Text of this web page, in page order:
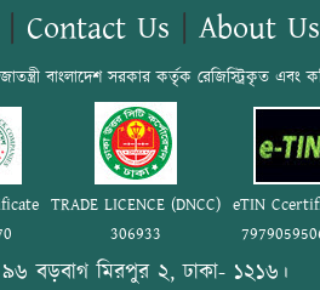
Contact Us About Us
বাংলাদেশ সরকার কর্তৃক রেজিস্ট্রিকৃত এবং
TRADE LICENCE (DNCC) eTIN
306933
বড়বাগ মিরপুর ২, ঢাকা- ১২১৬।